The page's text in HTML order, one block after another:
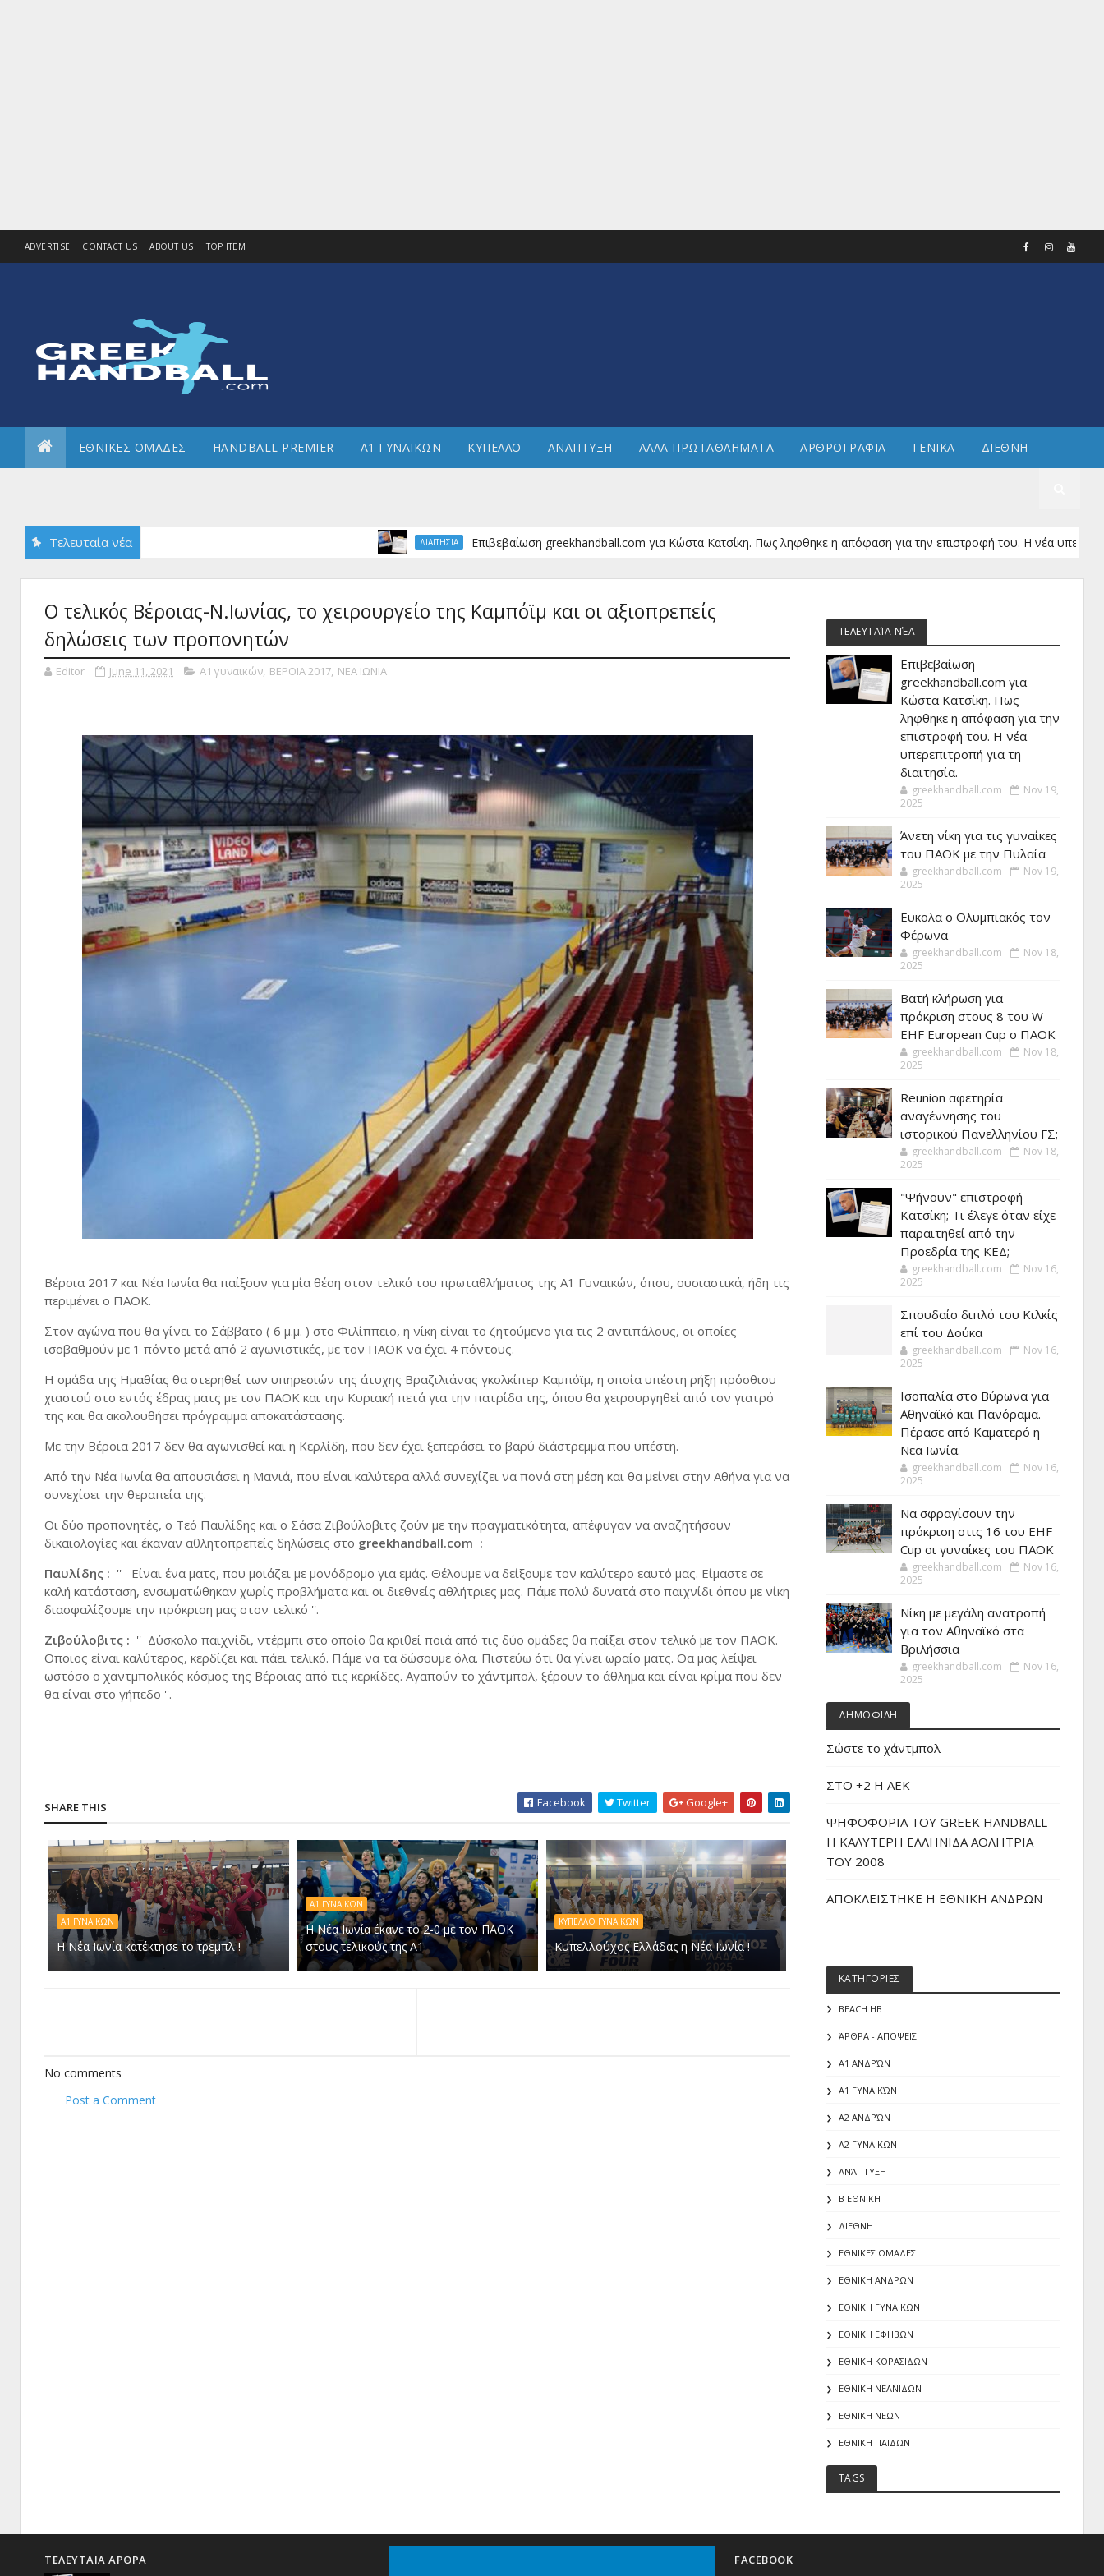
ADVERTISE CONTACT US ABOUT US TOP ITEM
ΕΘΝΙΚΕΣ ΟΜΑΔΕΣ HANDBALL PREMIER Α1 ΓΥΝΑΙΚΩΝ ΚΥΠΕΛΛΟ ΑΝΑΠΤΥΞΗ ΑΛΛΑ ΠΡΩΤΑΘΛΗΜΑΤΑ ΑΡΘΡΟΓΡΑΦΙΑ ΓΕΝΙΚΑ ΔΙΕΘΝΗ
Τελευταία νέα ΔΙΑΙΤΗΣΙΑ Επιβεβαίωση greekhandball.com για Κώστα Κατσίκη. Πως ληφθηκε η απόφαση για την επιστροφή του. Η νέα υπερεπιτροπή
Ο τελικός Βέροιας-Ν.Ιωνίας, το χειρουργείο της Καμπόϊμ και οι αξιοπρεπείς
δηλώσεις των προπονητών
Editor June 11, 2021 Α1 γυναικών, ΒΕΡΟΙΑ 2017, ΝΕΑ ΙΩΝΙΑ
Βέροια 2017 και Νέα Ιωνία θα παίξουν για μία θέση στον τελικό του πρωταθλήματος της Α1 Γυναικών, όπου, ουσιαστικά, ήδη τις
περιμένει ο ΠΑΟΚ.
Στον αγώνα που θα γίνει το Σάββατο ( 6 μ.μ. ) στο Φιλίππειο, η νίκη είναι το ζητούμενο για τις 2 αντιπάλους, οι οποίες
ισοβαθμούν με 1 πόντο μετά από 2 αγωνιστικές, με τον ΠΑΟΚ να έχει 4 πόντους.
Η ομάδα της Ημαθίας θα στερηθεί των υπηρεσιών της άτυχης Βραζιλιάνας γκολκίπερ Καμπόϊμ, η οποία υπέστη ρήξη πρόσθιου
χιαστού στο εντός έδρας ματς με τον ΠΑΟΚ και την Κυριακή πετά για την πατρίδα της, όπου θα χειρουργηθεί από τον γιατρό
της και θα ακολουθήσει πρόγραμμα αποκατάστασης.
Με την Βέροια 2017 δεν θα αγωνισθεί και η Κερλίδη, που δεν έχει ξεπεράσει το βαρύ διάστρεμμα που υπέστη.
Από την Νέα Ιωνία θα απουσιάσει η Μανιά, που είναι καλύτερα αλλά συνεχίζει να πονά στη μέση και θα μείνει στην Αθήνα για να
συνεχίσει την θεραπεία της.
Οι δύο προπονητές, ο Τεό Παυλίδης και ο Σάσα Ζιβούλοβιτς ζούν με την πραγματικότητα, απέφυγαν να αναζητήσουν
δικαιολογίες και έκαναν αθλητοπρεπείς δηλώσεις στο greekhandball.com :
Παυλίδης : '' Είναι ένα ματς, που μοιάζει με μονόδρομο για εμάς. Θέλουμε να δείξουμε τον καλύτερο εαυτό μας. Είμαστε σε
καλή κατάσταση, ενσωματώθηκαν χωρίς προβλήματα και οι διεθνείς αθλήτριες μας. Πάμε πολύ δυνατά στο παιχνίδι όπου με νίκη
διασφαλίζουμε την πρόκριση μας στον τελικό ''.
Ζιβούλοβιτς : '' Δύσκολο παιχνίδι, ντέρμπι στο οποίο θα κριθεί ποιά από τις δύο ομάδες θα παίξει στον τελικό με τον ΠΑΟΚ.
Οποιος είναι καλύτερος, κερδίζει και πάει τελικό. Πάμε να τα δώσουμε όλα. Πιστεύω ότι θα γίνει ωραίο ματς. Θα μας λείψει
ωστόσο ο χαντμπολικός κόσμος της Βέροιας από τις κερκίδες. Αγαπούν το χάντμπολ, ξέρουν το άθλημα και είναι κρίμα που δεν
θα είναι στο γήπεδο ''.
SHARE THIS Facebook Twitter Google+
Α1 ΓΥΝΑΙΚΩΝ
Η Νέα Ιωνία κατέκτησε το τρεμπλ !
Α1 ΓΥΝΑΙΚΩΝ
Η Νέα Ιωνία έκανε το 2-0 με τον ΠΑΟΚ
στους τελικούς της Α1
ΚΥΠΕΛΛΟ ΓΥΝΑΙΚΩΝ
Κυπελλούχος Ελλάδας η Νέα Ιωνία !
No comments
Post a Comment
ΤΕΛΕΥΤΑΊΑ ΝΈΑ
Επιβεβαίωση
greekhandball.com για
Κώστα Κατσίκη. Πως
ληφθηκε η απόφαση για την
επιστροφή του. Η νέα
υπερεπιτροπή για τη
διαιτησία.
greekhandball.com
Nov 19,
2025
Άνετη νίκη για τις γυναίκες
του ΠΑΟΚ με την Πυλαία
greekhandball.com
Nov 19,
2025
Ευκολα ο Ολυμπιακός τον
Φέρωνα
greekhandball.com
Nov 18,
2025
Βατή κλήρωση για
πρόκριση στους 8 του W
EHF European Cup ο ΠΑΟΚ
greekhandball.com
Nov 18,
2025
Reunion αφετηρία
αναγέννησης του
ιστορικού Πανελληνίου ΓΣ;
greekhandball.com
Nov 18,
2025
"Ψήνουν" επιστροφή
Κατσίκη; Τι έλεγε όταν είχε
παραιτηθεί από την
Προεδρία της ΚΕΔ;
greekhandball.com
Nov 16,
2025
Σπουδαίο διπλό του Κιλκίς
επί του Δούκα
greekhandball.com
Nov 16,
2025
Ισοπαλία στο Βύρωνα για
Αθηναϊκό και Πανόραμα.
Πέρασε από Καματερό η
Νεα Ιωνία.
greekhandball.com
Nov 16,
2025
Να σφραγίσουν την
πρόκριση στις 16 του EHF
Cup οι γυναίκες του ΠΑΟΚ
greekhandball.com
Nov 16,
2025
Νίκη με μεγάλη ανατροπή
για τον Αθηναϊκό στα
Βριλήσσια
greekhandball.com
Nov 16,
2025
ΔΗΜΟΦΙΛΗ
Σώστε το χάντμπολ
ΣΤΟ +2 Η ΑΕΚ
ΨΗΦΟΦΟΡΙΑ ΤΟΥ GREEK HANDBALL-
H ΚΑΛΥΤΕΡΗ ΕΛΛΗΝΙΔΑ ΑΘΛΗΤΡΙΑ
ΤΟΥ 2008
ΑΠΟΚΛΕΙΣΤΗΚΕ Η ΕΘΝΙΚΗ ΑΝΔΡΩΝ
ΚΑΤΗΓΟΡΙΕΣ
BEACH HB
ΆΡΘΡΑ - ΑΠΌΨΕΙΣ
Α1 ΑΝΔΡΏΝ
Α1 ΓΥΝΑΙΚΏΝ
Α2 ΑΝΔΡΏΝ
Α2 ΓΥΝΑΙΚΩΝ
ΑΝΆΠΤΥΞΗ
Β ΕΘΝΙΚΗ
ΔΙΕΘΝΗ
ΕΘΝΙΚΕΣ ΟΜΑΔΕΣ
ΕΘΝΙΚΗ ΑΝΔΡΩΝ
ΕΘΝΙΚΗ ΓΥΝΑΙΚΩΝ
ΕΘΝΙΚΗ ΕΦΗΒΩΝ
ΕΘΝΙΚΗ ΚΟΡΑΣΙΔΩΝ
ΕΘΝΙΚΗ ΝΕΑΝΙΔΩΝ
ΕΘΝΙΚΗ ΝΕΩΝ
ΕΘΝΙΚΗ ΠΑΙΔΩΝ
TAGS
ΤΕΛΕΥΤΑΙΑ ΑΡΘΡΑ FACEBOOK